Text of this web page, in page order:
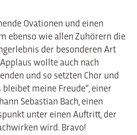
Ovationen und einen
ebenso wie allen Zuhörern die
der besonderen Art
wollte auch nach
und so setzten Chor und
bleibet meine Freude“, einer
Sebastian Bach, einen
unter einen Auftritt, der
wird. Bravo!